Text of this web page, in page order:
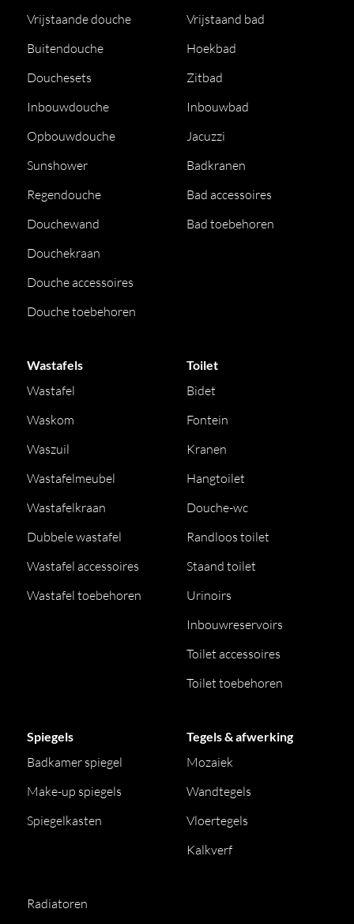
Vrijstaande douche
Buitendouche
Douchesets
Inbouwdouche
Opbouwdouche
Sunshower
Regendouche
Douchewand
Douchekraan
Douche accessoires
Douche toebehoren
Vrijstaand bad
Hoekbad
Zitbad
Inbouwbad
Jacuzzi
Badkranen
Bad accessoires
Bad toebehoren
Wastafels
Wastafel
Waskom
Waszuil
Wastafelmeubel
Wastafelkraan
Dubbele wastafel
Wastafel accessoires
Wastafel toebehoren
Toilet
Bidet
Fontein
Kranen
Hangtoilet
Douche-wc
Randloos toilet
Staand toilet
Urinoirs
Inbouwreservoirs
Toilet accessoires
Toilet toebehoren
Spiegels
Badkamer spiegel
Make-up spiegels
Spiegelkasten
Tegels & afwerking
Mozaiek
Wandtegels
Vloertegels
Kalkverf
Radiatoren